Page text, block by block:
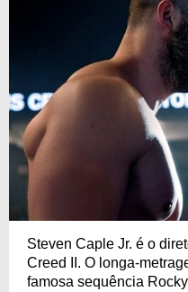
Steven Caple Jr. é o
Creed II. O longa-
famosa sequência